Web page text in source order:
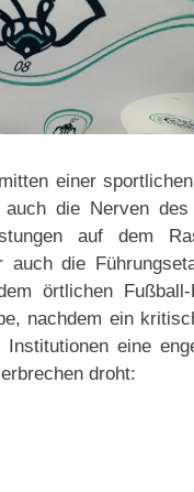
einer
die Nerven des
auf dem
auch die
örtlichen Fußball-
nachdem ein
eine
droht: